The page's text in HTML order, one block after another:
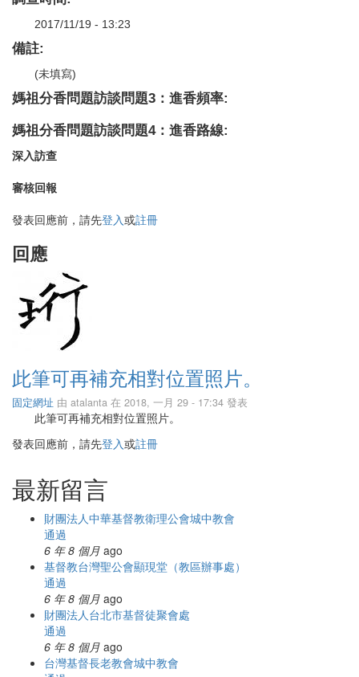
2017/11/19 - 13:23
備註:
(未填寫)
媽祖分香問題訪談問題3：進香頻率:
媽祖分香問題訪談問題4：進香路線:
深入訪查
審核回報
發表回應前，請先登入或註冊
回應
此筆可再補充相對位置照片。
固定網址 由 atalanta 在 2018, 一月 29 - 17:34 發表
此筆可再補充相對位置照片。
發表回應前，請先登入或註冊
最新留言
財團法人中華基督教衛理公會城中教會
通過
6 年 8 個月 ago
基督教台灣聖公會顯現堂（教區辦事處）
通過
6 年 8 個月 ago
財團法人台北市基督徒聚會處
通過
6 年 8 個月 ago
台灣基督長老教會城中教會